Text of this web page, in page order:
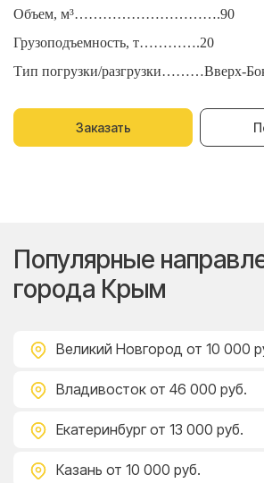
Объем, м³………………………….90
Грузоподъемность, т………….20
Тип погрузки/разгрузки………Вверх-
Заказать
Популярные
города Крым
Великий Новгород от 10 000
Владивосток от 46 000 руб.
Екатеринбург от 13 000 руб.
Казань от 10 000 руб.